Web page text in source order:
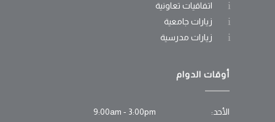
اتفاقيات تعاونية
زيارات جامعية
زيارات مدرسية
أوقات الدوام
الأحد:
9:00am - 3:00pm